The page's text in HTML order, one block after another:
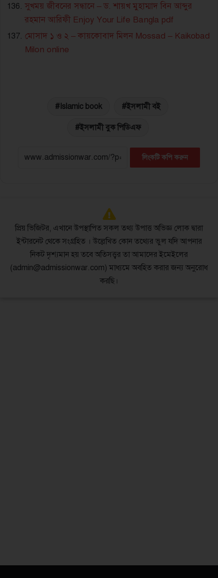
সুখময় জীবনের সন্ধানে – ড. শায়খ মুহাম্মাদ বিন আব্দুর
রহমান আরিফী Enjoy Your Life Bangla pdf
মোসাদ ১ ও ২ – কায়কোবাদ মিলন Mossad – Kaikobad
Milon online
Islamic book ইসলামী বই
ইসলামী বুক পিডিএফ
লিংকটি কপি করুন
প্রিয় ভিজিটর, এখানে উপস্থাপিত সকল তথ্য উপাত্ত অভিজ্ঞ লোক দ্বারা
ইন্টারনেট থেকে সংগ্রহিত । উল্লেখিত কোন তথ্যের ভুল যদি আপনার
নিকট দৃশ্যমান হয় তবে অতিসত্ত্বর তা আমাদের ইমেইলের
(admin@admissionwar.com) মাধ্যমে অবহিত করার জন্য অনুরোধ
করছি।